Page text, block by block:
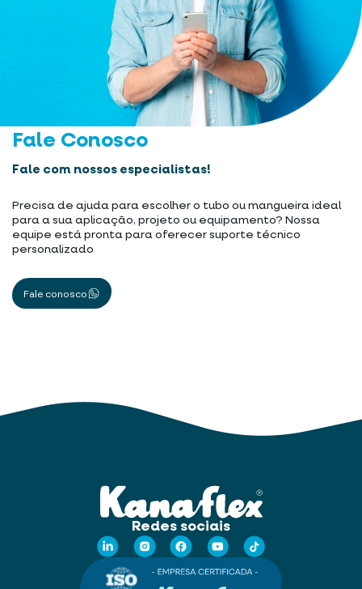
Fale Conosco
Fale com nossos especialistas!
Precisa de ajuda para escolher o tubo ou mangueira ideal
para a sua aplicação, projeto ou equipamento? Nossa
equipe está pronta para oferecer suporte técnico
personalizado
Fale conosco
Redes sociais